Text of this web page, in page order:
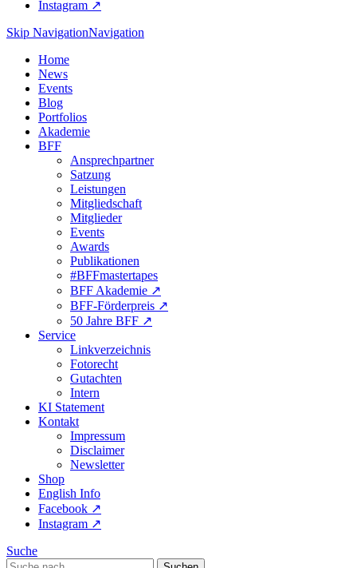
Instagram ↗︎
Skip NavigationNavigation
Home
News
Events
Blog
Portfolios
Akademie
BFF
Ansprechpartner
Satzung
Leistungen
Mitgliedschaft
Mitglieder
Events
Awards
Publikationen
#BFFmastertapes
BFF Akademie ↗︎
BFF-Förderpreis ↗︎
50 Jahre BFF ↗︎
Service
Linkverzeichnis
Fotorecht
Gutachten
Intern
KI Statement
Kontakt
Impressum
Disclaimer
Newsletter
Shop
English Info
Facebook ↗︎
Instagram ↗︎
Suche